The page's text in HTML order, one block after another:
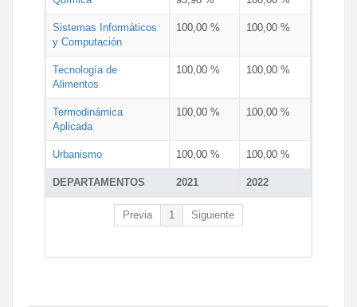
DEPARTAMENTOS 2021 2022
Sistemas Informáticos
y Computación
100,00 % 100,00 %
Tecnología de
Alimentos
100,00 % 100,00 %
Termodinámica
Aplicada
100,00 % 100,00 %
Urbanismo 100,00 % 100,00 %
Previa 1 Siguiente